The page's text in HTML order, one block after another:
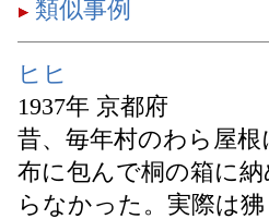
類似事例
ヒヒ
1937年 京都府
昔、毎年村のわら屋
布に包んで桐の箱に
らなかった。実際は